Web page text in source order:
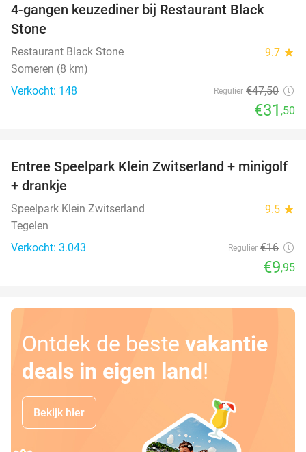
34%
4-gangen keuzediner bij Restaurant Black
Stone
Restaurant Black Stone 9.7 star
Someren (8 km)
Verkocht: 148
Regulier €47,50
€31 ,50
38%
Entree Speelpark Klein Zwitserland + minigolf
+ drankje
Speelpark Klein Zwitserland 9.5 star
Tegelen
Verkocht: 3.043
Regulier €16
€9,95
Ontdek de beste vakantie
deals in eigen land!
Bekijk hier